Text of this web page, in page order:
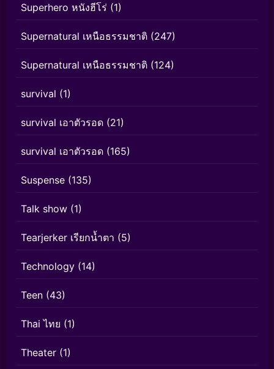
Superhero หนังฮีโร่ (1)
Supernatural เหนือธรรมชาติ (247)
Supernatural เหนือธรรมชาติ (124)
survival (1)
survival เอาตัวรอด (21)
survival เอาตัวรอด (165)
Suspense (135)
Talk show (1)
Tearjerker เรียกน้ำตา (5)
Technology (14)
Teen (43)
Thai ไทย (1)
Theater (1)